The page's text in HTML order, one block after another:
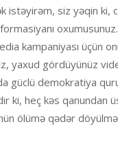
istəyirəm, siz yəqin ki,
kampaniyası üçün
yaxud gördüyünüz
güclü demokratiya
ki, heç kəs qanundan
ölümə qədər